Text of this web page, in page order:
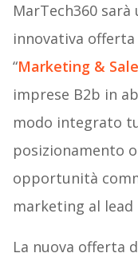
MarTech360
innovativa
“Marketing &
imprese B2b in
modo integrato
posizionamento
opportunità
marketing al
La nuova offerta